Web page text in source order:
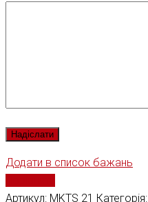
Додати в список бажань
Артикул: MKTS 21 Категорія: